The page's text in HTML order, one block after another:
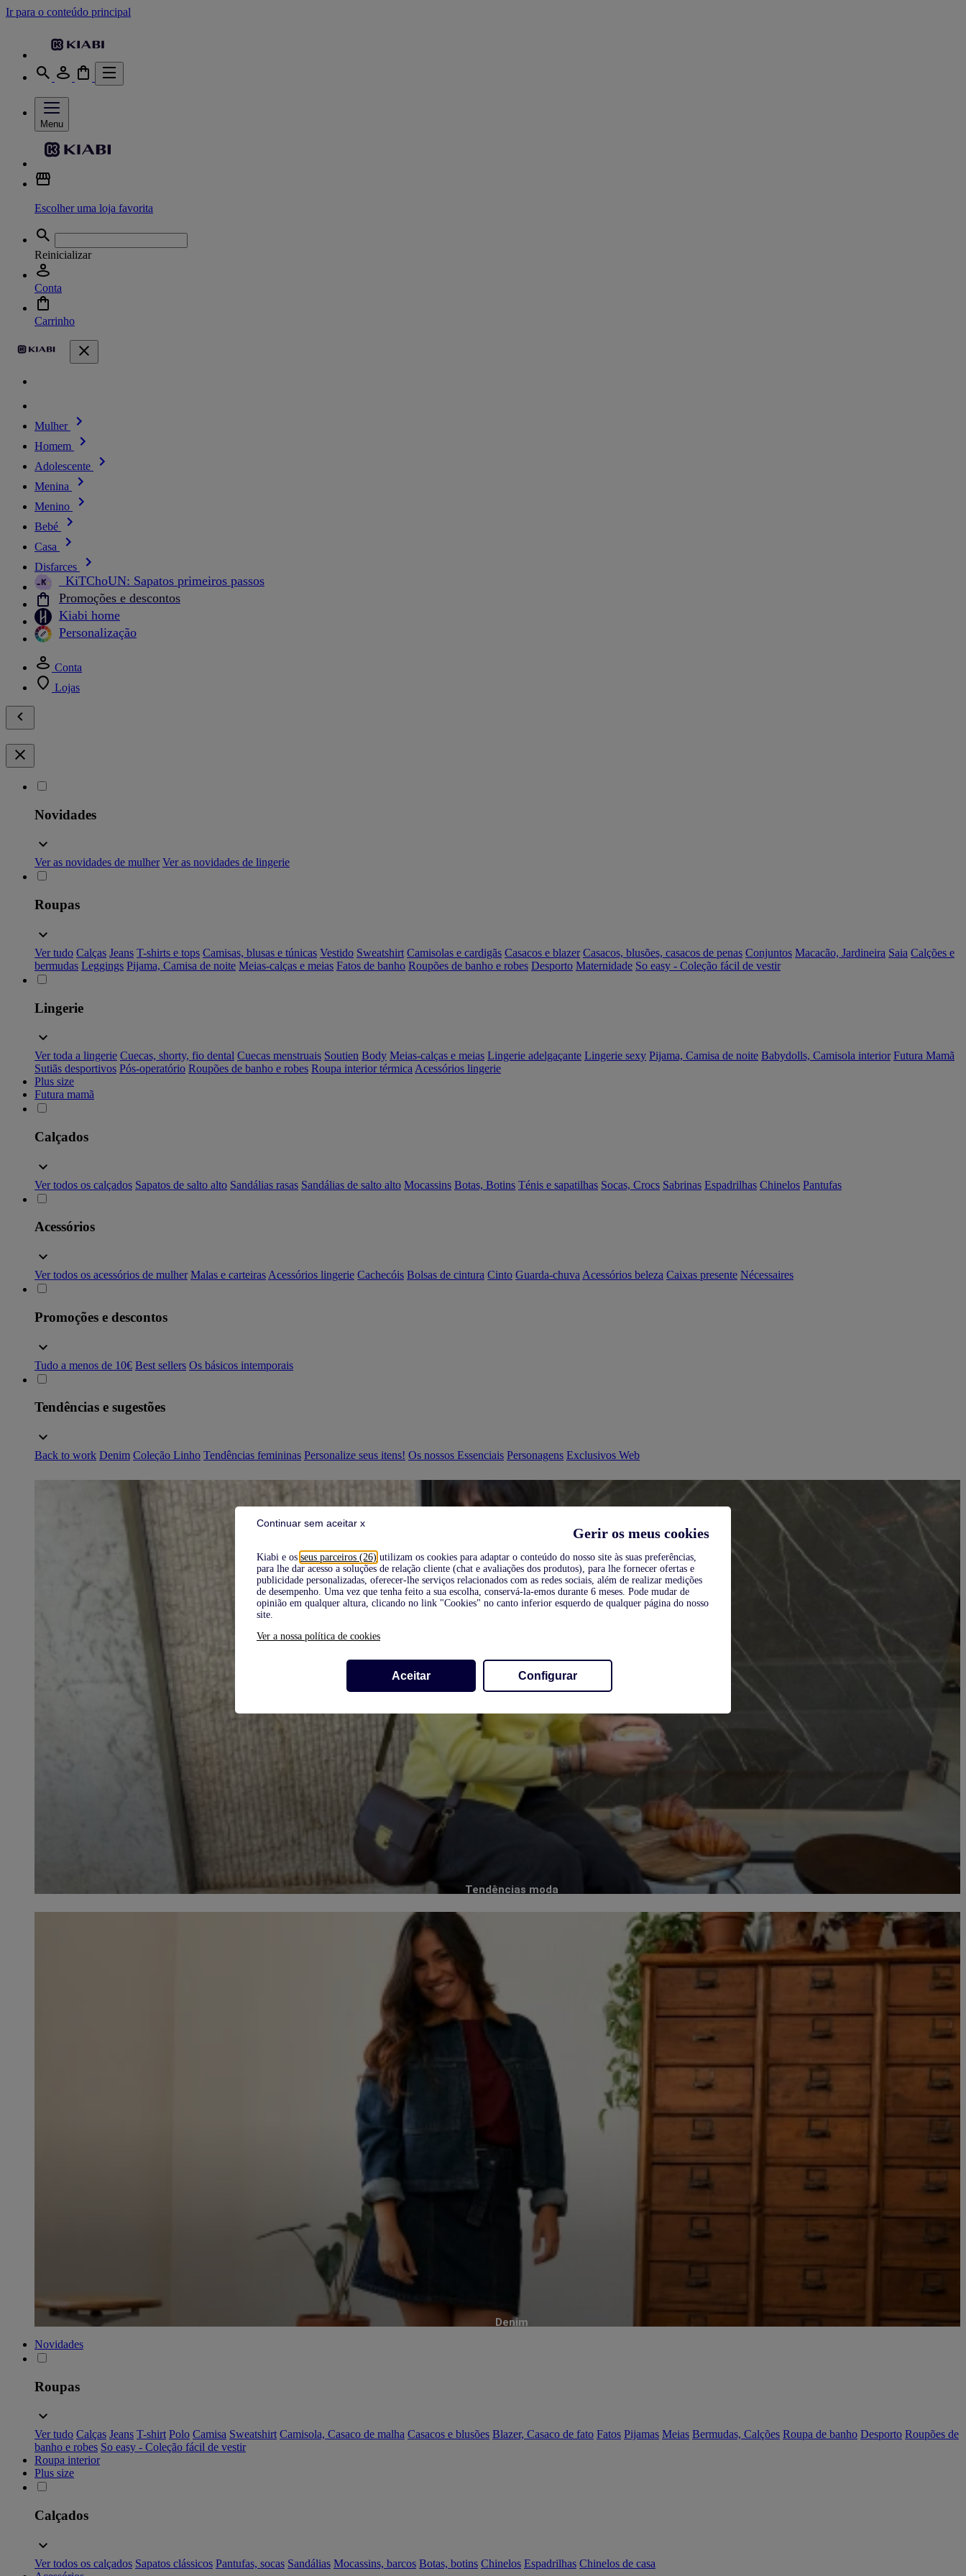
Gerir os meus cookies
Kiabi e os seus parceiros (26) utilizam os cookies para adaptar o conteúdo do nosso site às suas preferências,
para lhe dar acesso a soluções de relação cliente (chat e avaliações dos produtos), para lhe fornecer ofertas e
publicidade personalizadas, oferecer-lhe serviços relacionados com as redes sociais, além de realizar medições
de desempenho. Uma vez que tenha feito a sua escolha, conservá-la-emos durante 6 meses. Pode mudar de
opinião em qualquer altura, clicando no link "Cookies" no canto inferior esquerdo de qualquer página do nosso
site.
Ver a nossa política de cookies
Aceitar Configurar
Continuar sem aceitar x
Ir para o conteúdo principal
Menu
Escolher uma loja favorita
Reinicializar
Conta
Carrinho
Mulher
Homem
Adolescente
Menina
Menino
Bebé
Casa
Disfarces
_KiTChoUN: Sapatos primeiros passos
Promoções e descontos
Kiabi home
Personalização
Conta
Lojas
Novidades
Ver as novidades de mulher Ver as novidades de lingerie
Roupas
Ver tudo Calças Jeans T-shirts e tops Camisas, blusas e túnicas Vestido Sweatshirt Camisolas e cardigãs Casacos e blazer Casacos, blusões, casacos de penas Conjuntos Macacão, Jardineira Saia Calções e
bermudas Leggings Pijama, Camisa de noite Meias-calças e meias Fatos de banho Roupões de banho e robes Desporto Maternidade So easy - Coleção fácil de vestir
Lingerie
Ver toda a lingerie Cuecas, shorty, fio dental Cuecas menstruais Soutien Body Meias-calças e meias Lingerie adelgaçante Lingerie sexy Pijama, Camisa de noite Babydolls, Camisola interior Futura Mamã
Sutiãs desportivos Pós-operatório Roupões de banho e robes Roupa interior térmica Acessórios lingerie
Plus size
Futura mamã
Calçados
Ver todos os calçados Sapatos de salto alto Sandálias rasas Sandálias de salto alto Mocassins Botas, Botins Ténis e sapatilhas Socas, Crocs Sabrinas Espadrilhas Chinelos Pantufas
Acessórios
Ver todos os acessórios de mulher Malas e carteiras Acessórios lingerie Cachecóis Bolsas de cintura Cinto Guarda-chuva Acessórios beleza Caixas presente Nécessaires
Promoções e descontos
Tudo a menos de 10€ Best sellers Os básicos intemporais
Tendências e sugestões
Back to work Denim Coleção Linho Tendências femininas Personalize seus itens! Os nossos Essenciais Personagens Exclusivos Web
Tendências moda
Denim
Novidades
Roupas
Ver tudo Calças Jeans T-shirt Polo Camisa Sweatshirt Camisola, Casaco de malha Casacos e blusões Blazer, Casaco de fato Fatos Pijamas Meias Bermudas, Calções Roupa de banho Desporto Roupões de
banho e robes So easy - Coleção fácil de vestir
Roupa interior
Plus size
Calçados
Ver todos os calçados Sapatos clássicos Pantufas, socas Sandálias Mocassins, barcos Botas, botins Chinelos Espadrilhas Chinelos de casa